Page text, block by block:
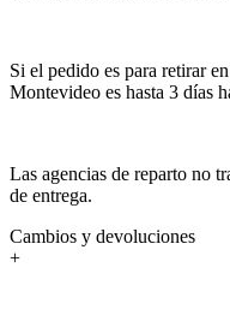
Si el pedido es para retirar
Montevideo es hasta 3 días
Las agencias de reparto no
de entrega.
Cambios y devoluciones
+